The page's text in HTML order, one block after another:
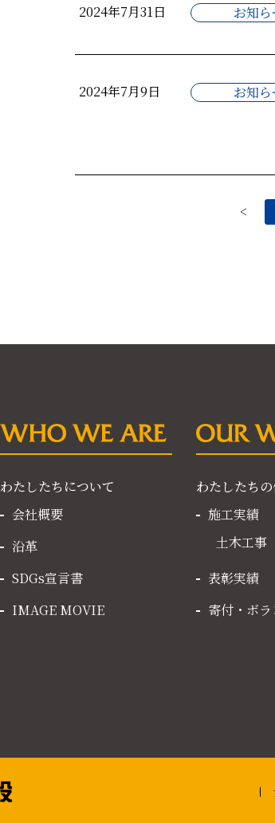
2024年7月31日 お知ら
2024年7月9日 お知ら
<
わたしたちについて
会社概要
沿革
SDGs宣言書
IMAGE MOVIE
わたしたち
施工実績
土木工事
表彰実績
寄付・ボラ